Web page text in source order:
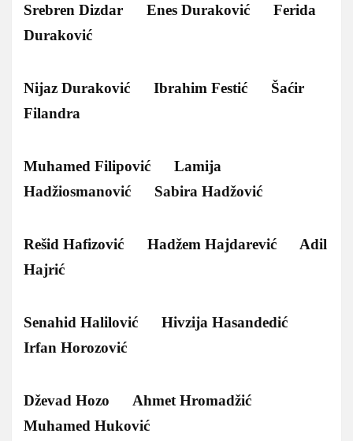
Srebren Dizdar Enes Duraković Ferida
Duraković
Nijaz Duraković Ibrahim Festić Šaćir
Filandra
Muhamed Filipović Lamija
Hadžiosmanović Sabira Hadžović
Rešid Hafizović Hadžem Hajdarević Adil
Hajrić
Senahid Halilović Hivzija Hasandedić
Irfan Horozović
Dževad Hozo Ahmet Hromadžić
Muhamed Huković